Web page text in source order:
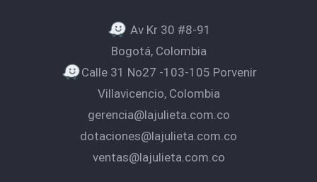
Av Kr 30 #8-91
Bogotá, Colombia
Calle 31 No27 -103-105 Porvenir
Villavicencio, Colombia
gerencia@lajulieta.com.co
dotaciones@lajulieta.com.co
ventas@lajulieta.com.co